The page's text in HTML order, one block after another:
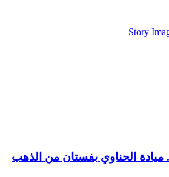
Story
الحناوي بفستان من الذهب